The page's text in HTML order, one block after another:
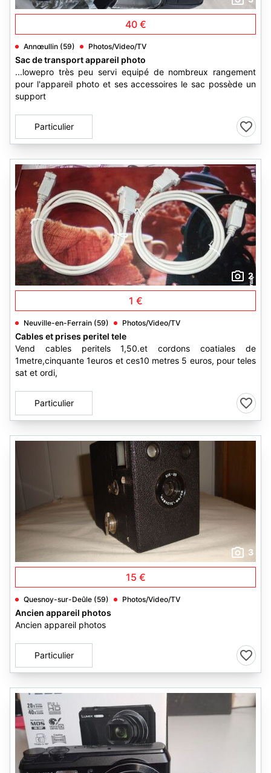
40 €
Annœullin (59) Photos/Video/TV
Sac de transport appareil photo
...lowepro très peu servi equipé de nombreux rangement
pour l'appareil photo et ses accessoires le sac possède un
support
Particulier
2
1 €
Neuville-en-Ferrain (59) Photos/Video/TV
Cables et prises peritel tele
Vend cables peritels 1,50.et cordons coatiales de
1metre,cinquante 1euros et ces10 metres 5 euros, pour teles
sat et ordi,
Particulier
3
15 €
Quesnoy-sur-Deûle (59) Photos/Video/TV
Ancien appareil photos
Ancien appareil photos
Particulier